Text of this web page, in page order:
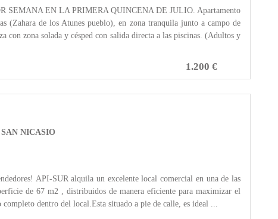
SEMANA EN LA PRIMERA QUINCENA DE JULIO. Apartamento
(Zahara de los Atunes pueblo), en zona tranquila junto a campo de
con zona solada y césped con salida directa a las piscinas. (Adultos y
1.200 €
SAN NICASIO
API-SUR alquila un excelente local comercial en una de las
de 67 m2 , distribuidos de manera eficiente para maximizar el
dentro del local.Esta situado a pie de calle, es ideal ...